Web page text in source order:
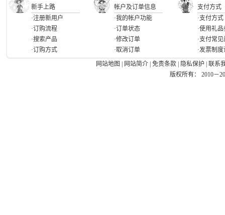
新手上路 帐户及订单信息
支付方式
·注册新用户
·订购流程
·搜索产品
·订购方式
·我的帐户功能
·订单状态
·修改订单
·取消订单
·支付方式
·使用礼品
·支付常
·发票制
网站地图
网站简介 免责条款 隐私保护
联系
版权所有： 2010－